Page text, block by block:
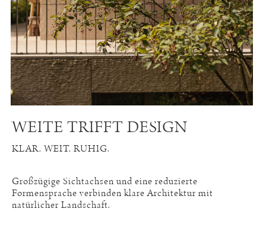
WEITE TRIFFT DESIGN
KLAR. WEIT. RUHIG.
Großzügige Sichtachsen und eine reduzierte
Formensprache verbinden klare Architektur mit
natürlicher Landschaft.